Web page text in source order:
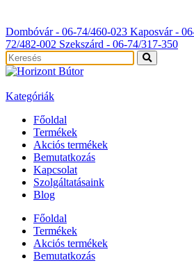
Dombóvár - 06-74/460-023 Kaposvár -
72/482-002 Szekszárd - 06-74/317-350
Kategóriák
Főoldal
Termékek
Akciós termékek
Bemutatkozás
Kapcsolat
Szolgáltatásaink
Blog
Főoldal
Termékek
Akciós termékek
Bemutatkozás